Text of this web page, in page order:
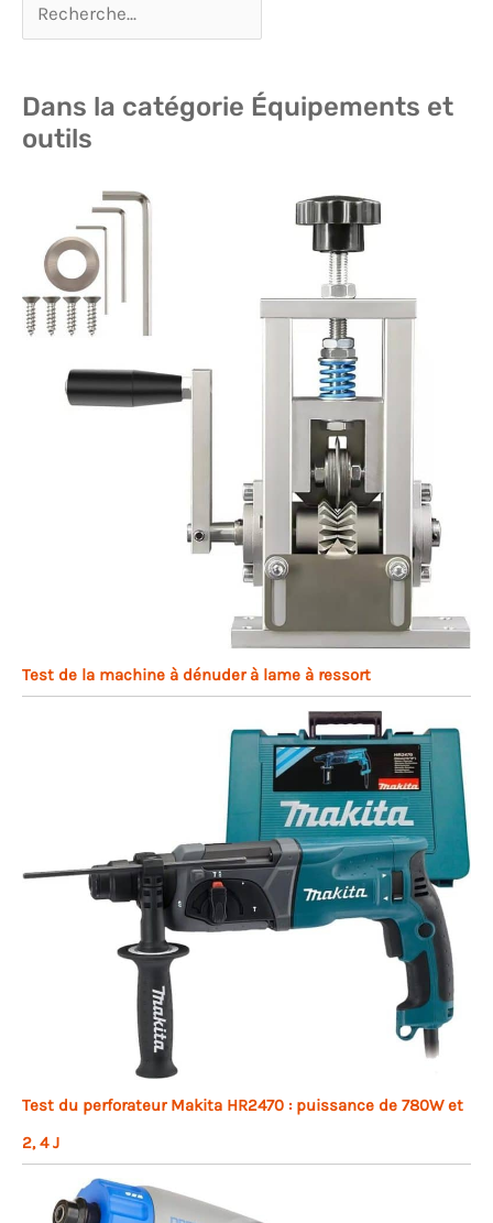
Dans la catégorie Équipements et
outils
Test de la machine à dénuder à lame à ressort
Test du perforateur Makita HR2470 : puissance de 780W et
2, 4 J